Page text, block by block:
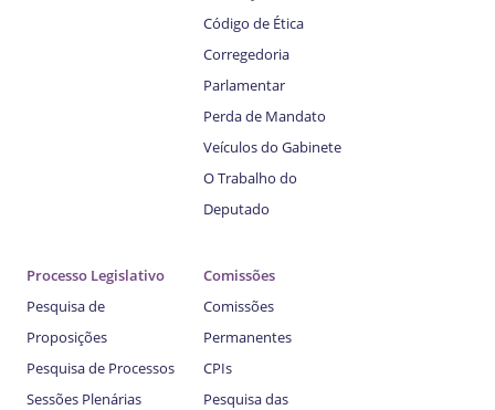
Código de Ética
Corregedoria
Parlamentar
Perda de Mandato
Veículos do Gabinete
O Trabalho do
Deputado
Processo Legislativo
Pesquisa de
Proposições
Pesquisa de Processos
Sessões Plenárias
Comissões
Comissões
Permanentes
CPIs
Pesquisa das